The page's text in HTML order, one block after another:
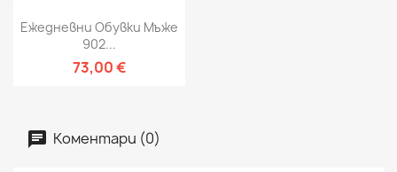
Ежедневни Обувки Мъже
902...
73,00 €
Коментари (0)